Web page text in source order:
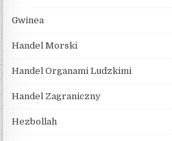
Gwinea
Handel Morski
Handel Organami Ludzkimi
Handel Zagraniczny
Hezbollah